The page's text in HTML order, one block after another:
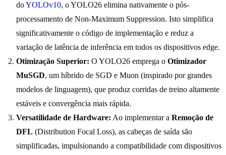
doYOLOv10, o YOLO26 elimina nativamente o pós-
processamento de Non-Maximum Suppression. Isto simplifica
significativamente o código de implementação e reduz a
variação de latência de inferência em todos os dispositivos edge.
Otimização Superior: O YOLO26 emprega o Otimizador
MuSGD, um híbrido de SGD e Muon (inspirado por grandes
modelos de linguagem), que produz corridas de treino altamente
estáveis e convergência mais rápida.
Versatilidade de Hardware: Ao implementar a Remoção de
DFL (Distribution Focal Loss), as cabeças de saída são
simplificadas, impulsionando a compatibilidade com dispositivos